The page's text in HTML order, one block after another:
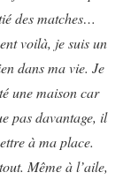
des matches…
voilà, je suis un
dans ma vie. Je
une maison car
pas davantage, il
à ma place.
Même à l’aile,